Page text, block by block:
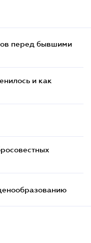
перед бывшими
и как